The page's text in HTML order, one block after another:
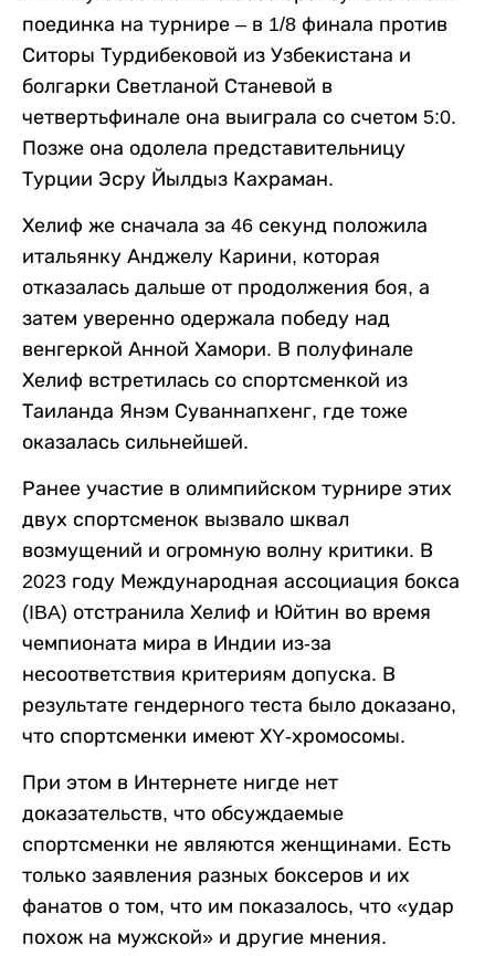
поединка на турнире – в 1/8 финала против
Ситоры Турдибековой из Узбекистана и
болгарки Светланой Станевой в
четвертьфинале она выиграла со счетом 5:0.
Позже она одолела представительницу
Турции Эсру Йылдыз Кахраман.
Хелиф же сначала за 46 секунд положила
итальянку Анджелу Карини, которая
отказалась дальше от продолжения боя, а
затем уверенно одержала победу над
венгеркой Анной Хамори. В полуфинале
Хелиф встретилась со спортсменкой из
Таиланда Янэм Суваннапхенг, где тоже
оказалась сильнейшей.
Ранее участие в олимпийском турнире этих
двух спортсменок вызвало шквал
возмущений и огромную волну критики. В
2023 году Международная ассоциация бокса
(IBA) отстранила Хелиф и Юйтин во время
чемпионата мира в Индии из‑за
несоответствия критериям допуска. В
результате гендерного теста было доказано,
что спортсменки имеют ХY‑хромосомы.
При этом в Интернете нигде нет
доказательств, что обсуждаемые
спортсменки не являются женщинами. Есть
только заявления разных боксеров и их
фанатов о том, что им показалось, что «удар
похож на мужской» и другие мнения.